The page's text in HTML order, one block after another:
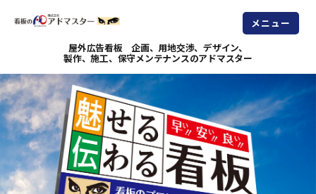
メニュー
屋外広告看板 企画、用地交渉、デザイン、
製作、施工、保守メンテナンスのアドマスター